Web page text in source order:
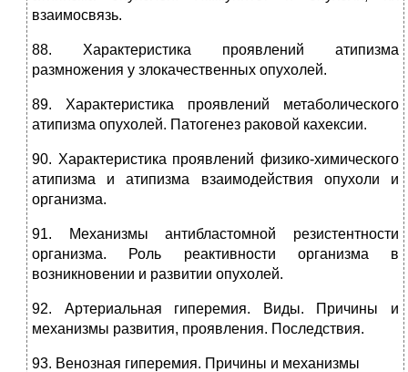
взаимосвязь.
88. Характеристика проявлений атипизма
размножения у злокачественных опухолей.
89. Характеристика проявлений метаболического
атипизма опухолей. Патогенез раковой кахексии.
90. Характеристика проявлений физико-химического
атипизма и атипизма взаимодействия опухоли и
организма.
91. Механизмы антибластомной резистентности
организма. Роль реактивности организма в
возникновении и развитии опухолей.
92. Артериальная гиперемия. Виды. Причины и
механизмы развития, проявления. Последствия.
93. Венозная гиперемия. Причины и механизмы